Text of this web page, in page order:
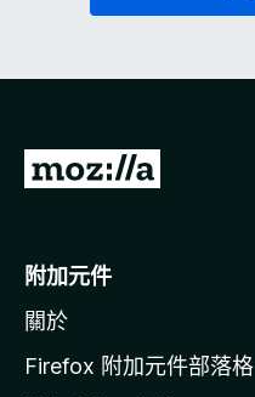
前
o
i
l
附加元件
關於
Firefox 附加元件部落格